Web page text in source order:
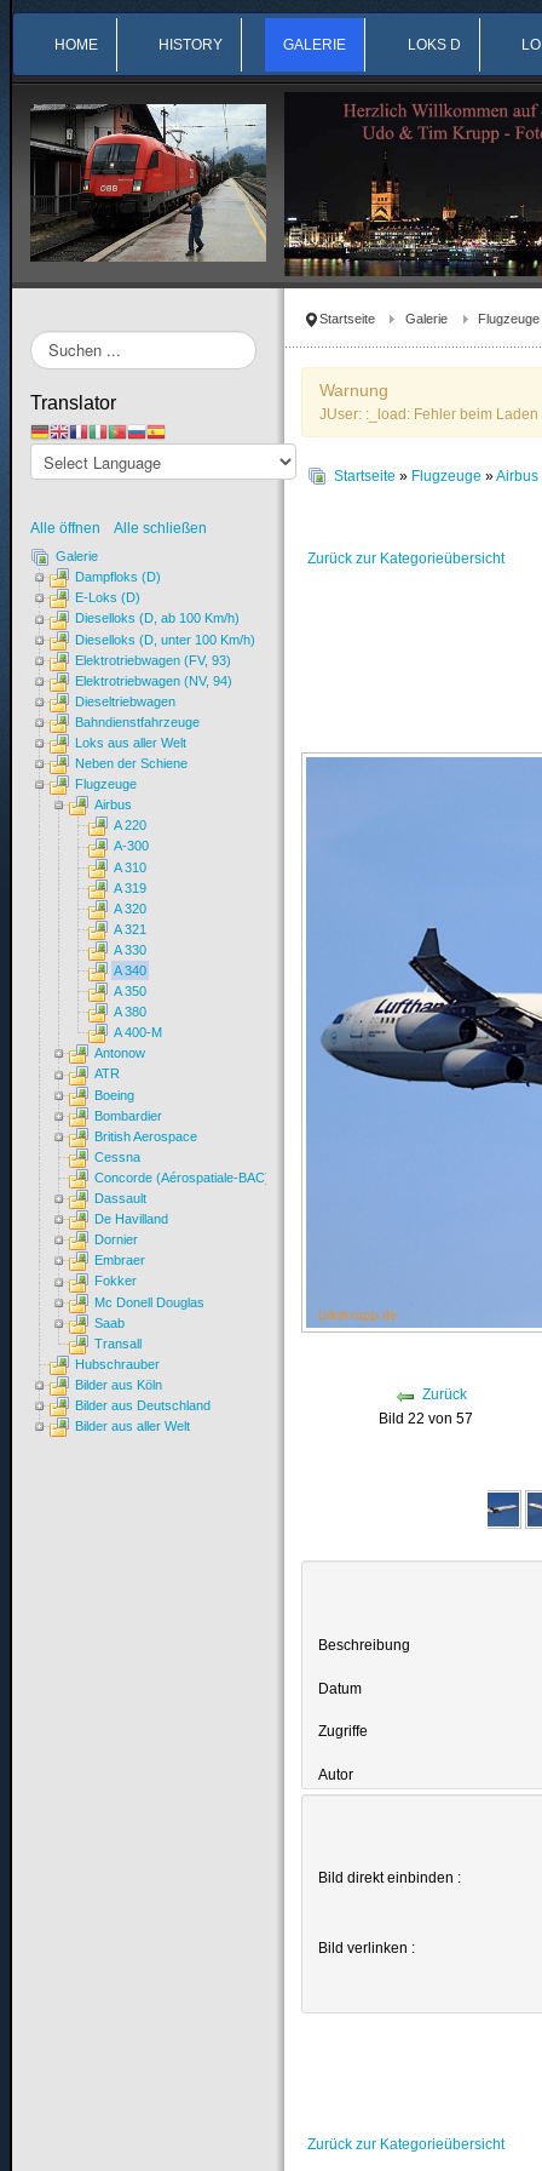
HOME HISTORY GALERIE LOKS D
Startseite Galerie Flugzeuge
Warnung
JUser: :_load: Fehler beim
Startseite » Flugzeuge »Airbus
Zurück zur Kategorieübersicht
Zurück
Bild 22 von 57
Beschreibung
Datum
Zugriffe
Autor
Bild direkt einbinden :
Bild verlinken :
Zurück zur Kategorieübersicht
Suchen
...
Translator
Alle öffnen Alle schließen
Galerie
Dampfloks (D)
E-Loks (D)
Dieselloks (D, ab 100 Km/h)
Dieselloks (D, unter 100 Km/h)
Elektrotriebwagen (FV, 93)
Elektrotriebwagen (NV, 94)
Dieseltriebwagen
Bahndienstfahrzeuge
Loks aus aller Welt
Neben der Schiene
Flugzeuge
Airbus
A 220
A-300
A 310
A 319
A 320
A 321
A 330
A 340
A 350
A 380
A 400-M
Antonow
ATR
Boeing
Bombardier
British Aerospace
Cessna
Concorde (Aérospatiale-BAC)
Dassault
De Havilland
Dornier
Embraer
Fokker
Mc Donell Douglas
Saab
Transall
Hubschrauber
Bilder aus Köln
Bilder aus Deutschland
Bilder aus aller Welt